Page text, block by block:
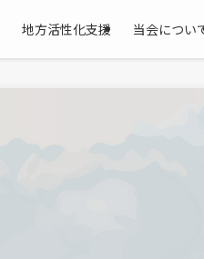
地方活性化支援 当会につい